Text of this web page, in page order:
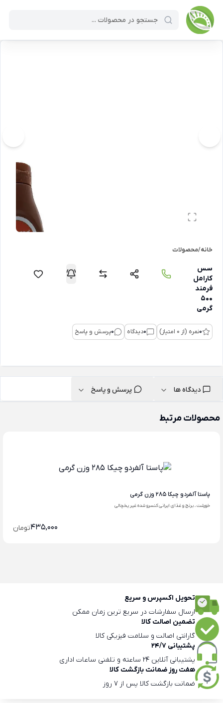
خانه/محصولات
سس
کارامل
فرمند
500
گرمی
0نمره (از 0 امتیاز) 0دیدگاه 0پرسش و پاسخ
دیدگاه ها پرسش و پاسخ
محصولات مرتبط
پاستا آلفردو چیکا 285 وزن گرمی
خورشت ، برنج و غذای ایرانی کنسرو شده غیر یخچالی
435,000تومان
تحویل اکسپرس و سریع
ارسال سفارشات در سریع ترین زمان ممکن
تضمین اصالت کالا
گارانتی اصالت و سلامت فیزیکی کالا
پشتیبانی 24/7
پشتیبانی آنلاین 24 ساعته و تلفنی ساعات اداری
هفت روز ضمانت بازگشت کالا
ضمانت بازگشت کالا پس از 7 روز